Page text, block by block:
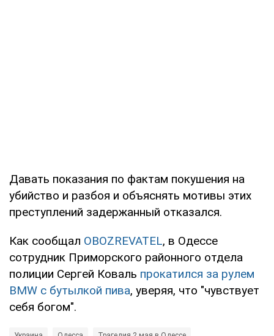
Давать показания по фактам покушения на
убийство и разбоя и объяснять мотивы этих
преступлений задержанный отказался.
Как сообщал OBOZREVATEL, в Одессе
сотрудник Приморского районного отдела
полиции Сергей Коваль прокатился за рулем
BMW с бутылкой пива, уверяя, что "чувствует
себя богом".